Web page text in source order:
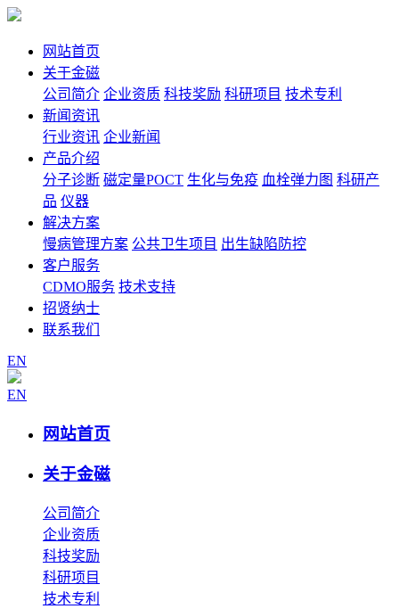
网站首页
关于金磁
公司简介 企业资质 科技奖励 科研项目 技术专利
新闻资讯
行业资讯 企业新闻
产品介绍
分子诊断 磁定量POCT 生化与免疫 血栓弹力图 科研产
品 仪器
解决方案
慢病管理方案 公共卫生项目 出生缺陷防控
客户服务
CDMO服务 技术支持
招贤纳士
联系我们
EN
EN
网站首页
关于金磁
公司简介
企业资质
科技奖励
科研项目
技术专利